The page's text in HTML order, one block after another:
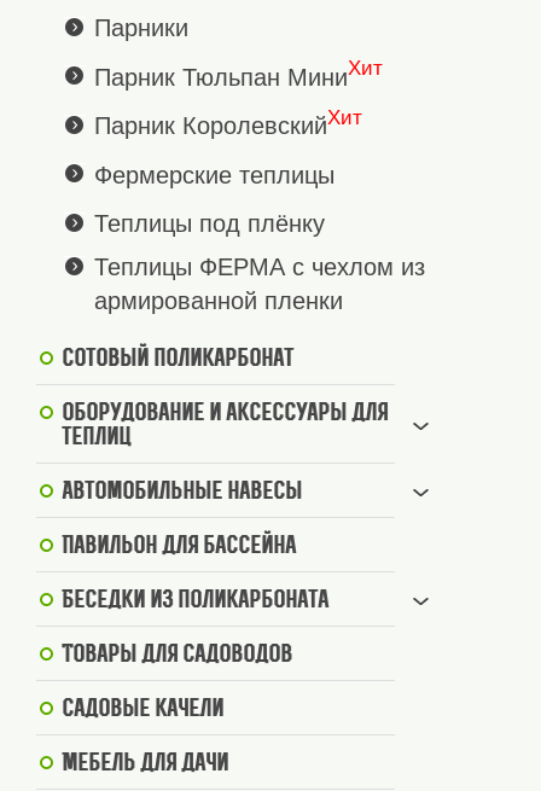
Парники
Парник Тюльпан МиниХит
Парник КоролевскийХит
Фермерские теплицы
Теплицы под плёнку
Теплицы ФЕРМА с чехлом из
армированной пленки
Сотовый поликарбонат
Оборудование и аксессуары для
теплиц
Автомобильные навесы
Павильон для бассейна
Беседки из поликарбоната
Товары для садоводов
Садовые качели
Мебель для дачи